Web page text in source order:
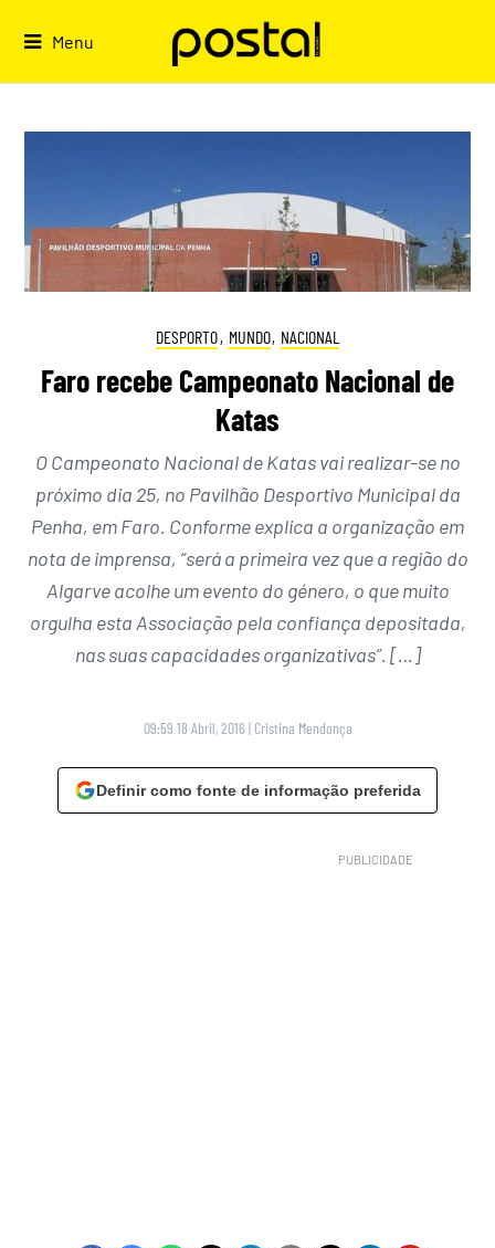
Menu
DESPORTO, MUNDO, NACIONAL
Faro recebe Campeonato Nacional de
Katas
O Campeonato Nacional de Katas vai realizar-se no
próximo dia 25, no Pavilhão Desportivo Municipal da
Penha, em Faro. Conforme explica a organização em
nota de imprensa, “será a primeira vez que a região do
Algarve acolhe um evento do género, o que muito
orgulha esta Associação pela confiança depositada,
nas suas capacidades organizativas”. […]
09:59 18 Abril, 2016 | Cristina Mendonça
Definir como fonte de informação preferida